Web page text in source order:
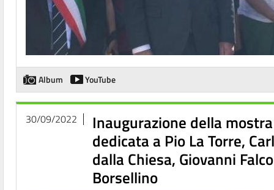
Album YouTube
30/09/2022 Inaugurazione della
dedicata a Pio La Torre,
dalla Chiesa, Giovanni
Borsellino